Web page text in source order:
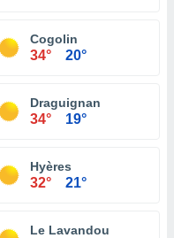
Cogolin
34° 20°
Draguignan
34° 19°
Hyères
32° 21°
Le Lavandou